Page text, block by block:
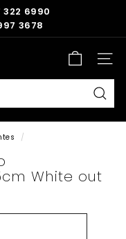
6990
3678
/
White out